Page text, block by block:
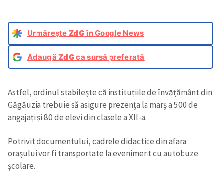
Urmărește ZdGîn Google News
AdaugăZdG ca sursă preferată
Astfel, ordinul stabilește că instituțiile de învățământ din
Găgăuzia trebuie să asigure prezența la marș a 500 de
angajați și 80 de elevi din clasele a XII-a.
Potrivit documentului, cadrele didactice din afara
orașului vor fi transportate la eveniment cu autobuze
școlare.